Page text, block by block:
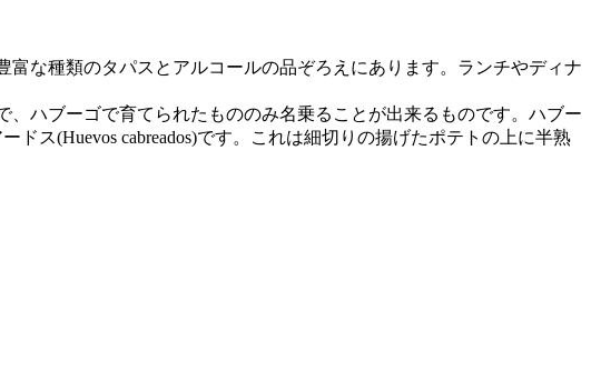
な種類のタパスとアルコールの品ぞろえにあります。ランチやディナ
ハブーゴで育てられたもののみ名乗ることが出来るものです。ハブー
ス(Huevos cabreados)です。これは細切りの揚げたポテトの上に半熟